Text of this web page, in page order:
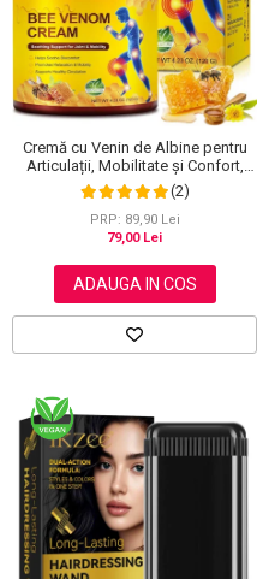
Cremă cu Venin de Albine pentru
Articulații, Mobilitate și Confort,
120 g
(2)
PRP: 89,90 Lei
79,00 Lei
ADAUGA IN COS